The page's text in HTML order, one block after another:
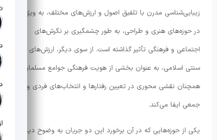
زیبایی‌شناسی مدرن با تلفیق اصول و ارزش‌های مختلف، به ویژه
در حوزه‌های هنری و طراحی، به طور چشمگیری بر نگرش‌های
اجتماعی و فرهنگی تأثیر گذاشته است. از سوی دیگر، ارزش‌های
سنتی اسلامی، به عنوان بخشی از هویت فرهنگی جوامع مسلمان،
همچنان نقشی محوری در تعیین رفتارها و انتخاب‌های فردی و
جمعی ایفا می‌کند.
یکی از حوزه‌هایی که در آن برخورد این دو جریان به وضوح دیده